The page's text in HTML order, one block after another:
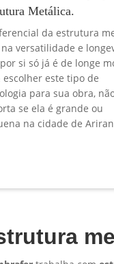
CIDADE *
MENSAGEM *